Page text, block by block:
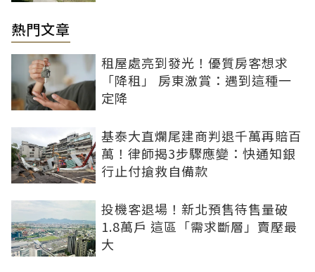
熱門文章
租屋處亮到發光！優質房客想求
「降租」 房東激賞：遇到這種一
定降
基泰大直爛尾建商判退千萬再賠百
萬！律師揭3步驟應變：快通知銀
行止付搶救自備款
投機客退場！新北預售待售量破
1.8萬戶 這區「需求斷層」賣壓最
大